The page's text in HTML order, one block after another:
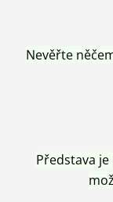
Nevěřte
Představa